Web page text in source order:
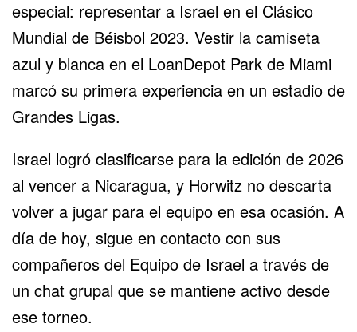
especial: representar a Israel en el Clásico
Mundial de Béisbol 2023. Vestir la camiseta
azul y blanca en el LoanDepot Park de Miami
marcó su primera experiencia en un estadio de
Grandes Ligas.
Israel logró clasificarse para la edición de 2026
al vencer a Nicaragua, y Horwitz no descarta
volver a jugar para el equipo en esa ocasión. A
día de hoy, sigue en contacto con sus
compañeros del Equipo de Israel a través de
un chat grupal que se mantiene activo desde
ese torneo.